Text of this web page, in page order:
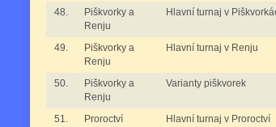
48.
Piškvorky a
Renju
Hlavní turnaj v
49.
Piškvorky a
Renju
Hlavní turnaj v Renju
50.
Piškvorky a
Renju
Varianty piškvorek
51. Proroctví Hlavní turnaj v Proroctví